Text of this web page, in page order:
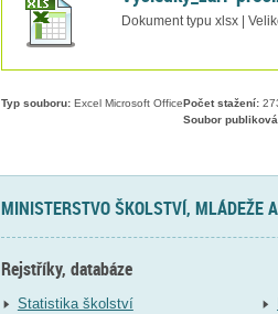
Dokument typu xlsx |
Typ souboru:Excel Microsoft Office Počet stažení:
Soubor
MINISTERSTVO ŠKOLSTVÍ, MLÁDEŽE
Rejstříky, databáze
Statistika školství